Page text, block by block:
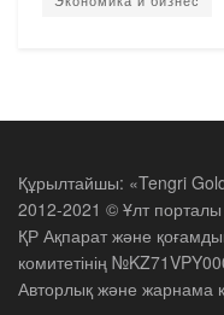
Құрылтайшы: «Tengri
2012-2021 © Ұлт порталы
ҚР Ақпарат және
комитетінің
Авторлық және жарнама